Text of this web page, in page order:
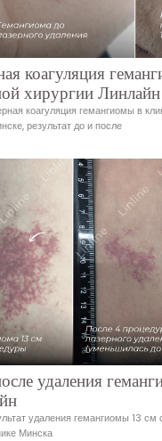
коагуляция
хирургии Линлайн
коагуляция гемангиомы в
результат до и после
удаления
удаления гемангиомы 13
Минска